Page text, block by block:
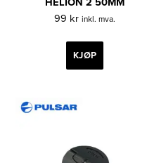
HELION 2 50MM
99 kr inkl. mva.
KJØP